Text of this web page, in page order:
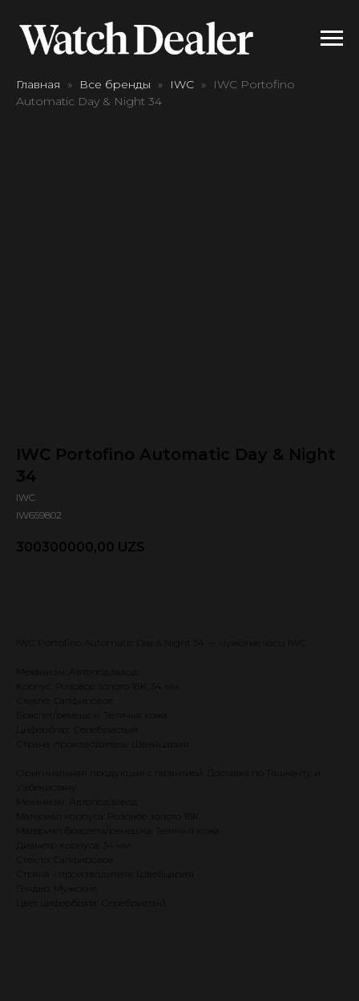
Главная Все бренды IWC
IWC Portofino
Automatic Day & Night 34
IWC Portofino Automatic Day & Night
34
IWC
IW659802
300300000,00 UZS
IWC Portofino Automatic Day & Night 34 — мужские часы IWC.
Корпус: Розовое золото 18K, 34 мм
Стекло: Сапфировое
Браслет/ремешок: Телячья кожа
Циферблат: Серебристый
Оригинальная продукция с гарантией. Доставка по Ташкенту и
Узбекистану.
Материал корпуса: Розовое золото 18K
Материал браслета/ремешка: Телячья кожа
Диаметр корпуса: 34 мм
Стекло: Сапфировое
Гендер: Мужские
Цвет циферблата: Серебристый